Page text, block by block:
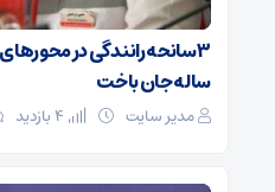
ساله جان باخت
مدیر سایت